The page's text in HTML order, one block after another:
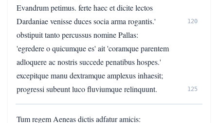
Evandrum petimus. ferte haec et dicite lectos
Dardaniae venisse duces socia arma rogantis.'
120
obstipuit tanto percussus nomine Pallas:
'egredere o quicumque es' ait 'coramque parentem
adloquere ac nostris succede penatibus hospes.'
excepitque manu dextramque amplexus inhaesit;
progressi subeunt luco fluviumque relinquunt.
125
Tum regem Aeneas dictis adfatur amicis: